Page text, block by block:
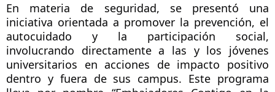
En materia de seguridad, se presentó una
iniciativa orientada a promover la prevención, el
autocuidado y la participación social,
involucrando directamente a las y los jóvenes
universitarios en acciones de impacto positivo
dentro y fuera de sus campus. Este programa